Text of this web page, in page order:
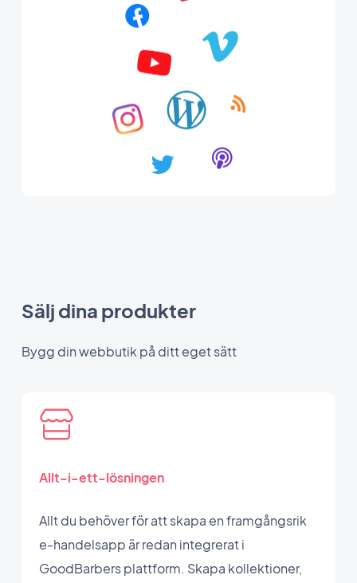
Sälj dina produkter
Bygg din webbutik på ditt eget sätt
Allt-i-ett-lösningen
Allt du behöver för att skapa en framgångsrik
e-handelsapp är redan integrerat i
GoodBarbers plattform. Skapa kollektioner,